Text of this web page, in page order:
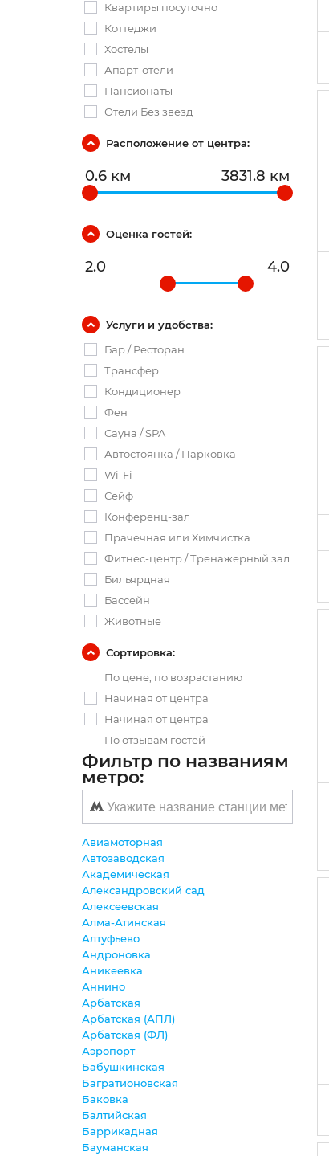
Квартиры посуточно
Коттеджи
Хостелы
Апарт-отели
Пансионаты
Отели Без звезд
Расположение от центра:
0.6 км 3831.8 км
Оценка гостей:
2.0 4.0
Услуги и удобства:
Бар / Ресторан
Трансфер
Кондиционер
Фен
Сауна / SPA
Автостоянка / Парковка
Wi-Fi
Сейф
Конференц-зал
Прачечная или Химчистка
Фитнес-центр / Тренажерный зал
Бильярдная
Бассейн
Животные
Сортировка:
По цене, по возрастанию
Начиная от центра
Начиная от центра
По отзывам гостей
Фильтр по названиям
метро:
Авиамоторная
Автозаводская
Академическая
Александровский сад
Алексеевская
Алма-Атинская
Алтуфьево
Андроновка
Аникеевка
Аннино
Арбатская
Арбатская (АПЛ)
Арбатская (ФЛ)
Аэропорт
Бабушкинская
Багратионовская
Баковка
Балтийская
Баррикадная
Бауманская